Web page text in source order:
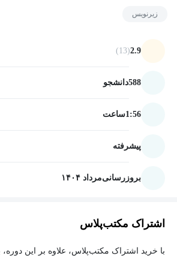
زیرنویس
2.9
(13)
588دانشجو
1:56ساعت
پیشرفته
بروزرسانیمرداد ۱۴۰۴
اشتراک مکتب‌پلاس